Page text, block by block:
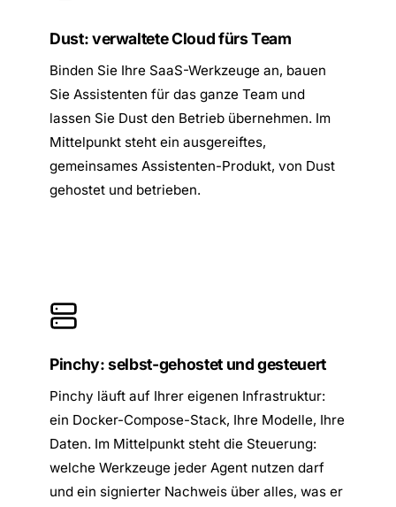
Dust: verwaltete Cloud fürs Team
Binden Sie Ihre SaaS-Werkzeuge an, bauen
Sie Assistenten für das ganze Team und
lassen Sie Dust den Betrieb übernehmen. Im
Mittelpunkt steht ein ausgereiftes,
gemeinsames Assistenten-Produkt, von Dust
gehostet und betrieben.
Pinchy: selbst-gehostet und gesteuert
Pinchy läuft auf Ihrer eigenen Infrastruktur:
ein Docker-Compose-Stack, Ihre Modelle, Ihre
Daten. Im Mittelpunkt steht die Steuerung:
welche Werkzeuge jeder Agent nutzen darf
und ein signierter Nachweis über alles, was er